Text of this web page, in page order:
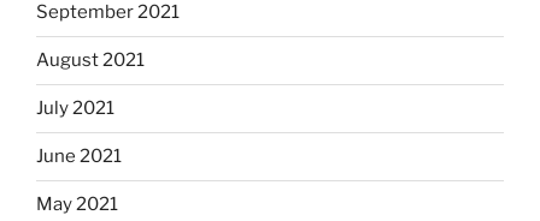
September 2021
August 2021
July 2021
June 2021
May 2021